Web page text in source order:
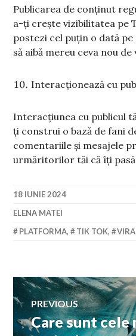
Publicarea de conținut
a-ți crește vizibilitatea pe
postezi cel puțin o dată
să aibă mereu ceva nou
Interacționează cu
Interacțiunea cu publicul
ți construi o bază de fani
comentariile și mesajele
urmăritorilor tăi că îți pasă
18 IUNIE 2024
ELENA MATEI
PLATFORMA, TIK TOK,
Navigare
în
PREVIOUS
Previous
post:
Care sunt cele